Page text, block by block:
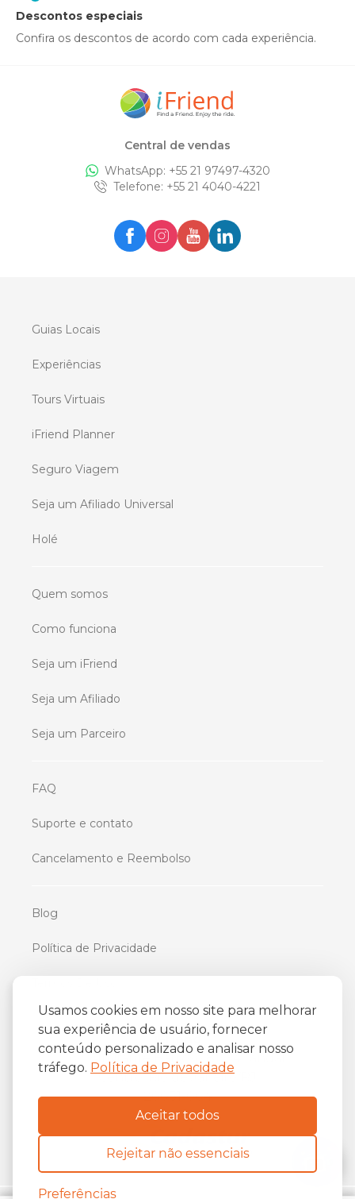
Usamos cookies em nosso site para melhorar
sua experiência de usuário, fornecer
conteúdo personalizado e analisar nosso
tráfego. Política de Privacidade
Aceitar todos
Rejeitar não essenciais
Preferências
Descontos especiais
Confira os descontos de acordo com cada experiência.
Central de vendas
WhatsApp: +55 21 97497-4320
Telefone: +55 21 4040-4221
Guias Locais
Experiências
Tours Virtuais
iFriend Planner
Seguro Viagem
Seja um Afiliado Universal
Holé
Quem somos
Como funciona
Seja um iFriend
Seja um Afiliado
Seja um Parceiro
FAQ
Suporte e contato
Cancelamento e Reembolso
Blog
Política de Privacidade
iFriend
Av. Almirante Barroso 81, 34oandar
Centro, Rio de Janeiro/RJ
20031-004